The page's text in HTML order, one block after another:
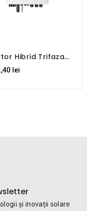
Hibrid Trifazat
KW HV - S6-
H
lei
și inovații solare